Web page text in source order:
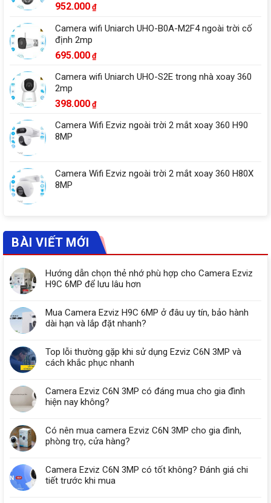
952.000 ₫
Camera wifi Uniarch UHO-B0A-M2F4 ngoài trời cố
định 2mp
695.000 ₫
Camera wifi Uniarch UHO-S2E trong nhà xoay 360
2mp
398.000 ₫
Camera Wifi Ezviz ngoài trời 2 mắt xoay 360 H90
8MP
Camera Wifi Ezviz ngoài trời 2 mắt xoay 360 H80X
8MP
BÀI VIẾT MỚI
Hướng dẫn chọn thẻ nhớ phù hợp cho Camera Ezviz
H9C 6MP để lưu lâu hơn
Mua Camera Ezviz H9C 6MP ở đâu uy tín, bảo hành
dài hạn và lắp đặt nhanh?
Top lỗi thường gặp khi sử dụng Ezviz C6N 3MP và
cách khắc phục nhanh
Camera Ezviz C6N 3MP có đáng mua cho gia đình
hiện nay không?
Có nên mua camera Ezviz C6N 3MP cho gia đình,
phòng trọ, cửa hàng?
Camera Ezviz C6N 3MP có tốt không? Đánh giá chi
tiết trước khi mua